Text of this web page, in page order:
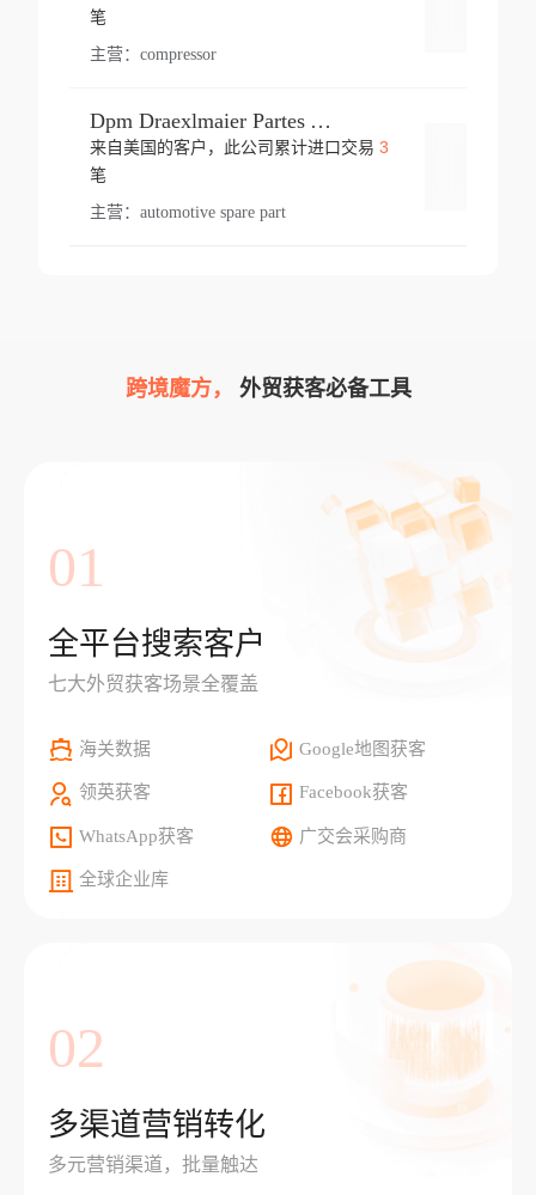
笔
主营： compressor
Dpm Draexlmaier Partes Automotrices Corr Ind Huejotzingo
来自美国的客户，此公司累计进口交易 3
笔
主营： automotive spare part
跨境魔方， 外贸获客必备工具
01
全平台搜索客户
七大外贸获客场景全覆盖
海关数据 Google地图获客
领英获客 Facebook获客
WhatsApp获客 广交会采购商
全球企业库
02
多渠道营销转化
多元营销渠道，批量触达